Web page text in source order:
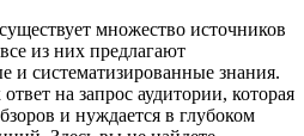
множество источников
из них предлагают
и систематизированные знания.
на запрос аудитории, которая
и нуждается в глубоком